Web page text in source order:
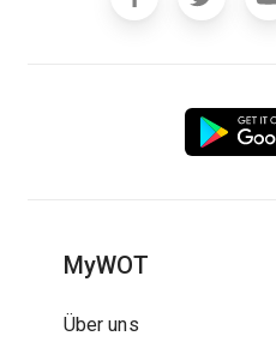
MyWOT
Über uns